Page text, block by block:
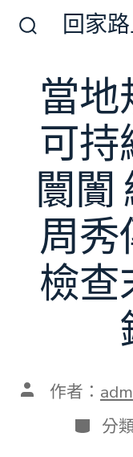
換
關
回家
當
可持
闤闠
周秀
檢查
文 作者：
分
類
分